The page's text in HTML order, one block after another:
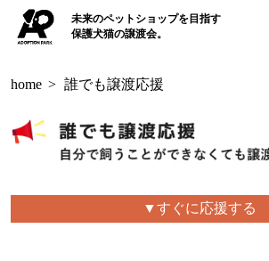
未来のペットショップを目指す
保護犬猫の譲渡会。
home > 誰でも譲渡応援
▼すぐに応援する